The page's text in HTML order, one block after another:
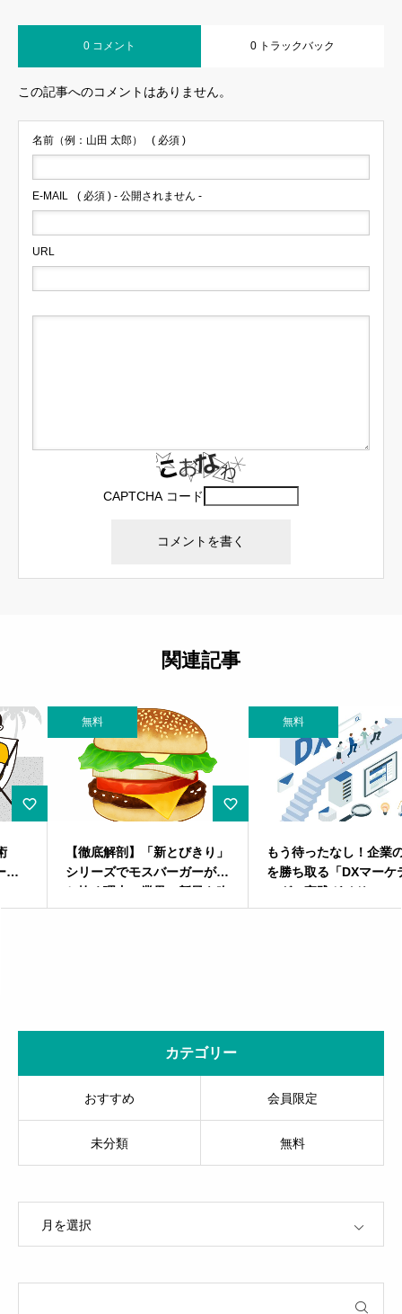
0 コメント 0 トラックバック
この記事へのコメントはありません。
名前（例：山田 太郎） ( 必須 )
E-MAIL ( 必須 ) - 公開されません -
URL
CAPTCHA コード
関連記事
無料
【徹底解剖】「新とびきり」
シリーズでモスバーガーが勝
ち抜く理由～業界に新風を吹
き込むマーケティング戦略～
もう待ったなし！企業の未来
を勝ち取る「DXマーケティ
ング」実践ガイド：SDGs達
成と企業成長を両輪で回す
カテゴリー
おすすめ 会員限定
未分類 無料